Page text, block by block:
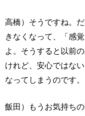
高橋）そうですね。
きなくなって、「感
よ。そうすると以前
けれど、安心ではな
なってしまうのです。
飯田）もうお気持ち